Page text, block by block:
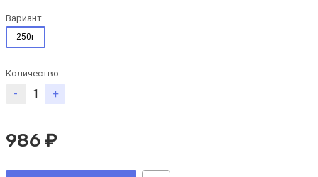
Вариант
250г
Количество:
- +
986 ₽